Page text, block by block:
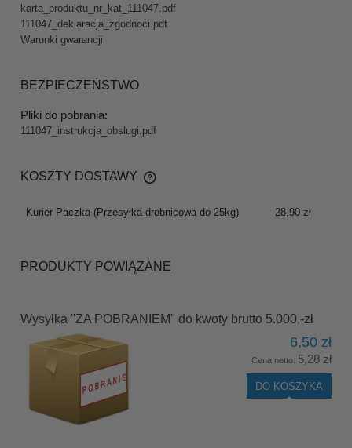
karta_produktu_nr_kat_111047.pdf
111047_deklaracja_zgodnoci.pdf
Warunki gwarancji
BEZPIECZEŃSTWO
Pliki do pobrania:
111047_instrukcja_obslugi.pdf
KOSZTY DOSTAWY
CENA NIE ZAWIERA EWENTUALNYCH KOSZTÓW
Kurier Paczka(Przesyłka drobnicowa do 25kg) 28,90 zł
PRODUKTY POWIĄZANE
Wysyłka "ZA POBRANIEM" do kwoty brutto 5.000,-zł
6,50 zł
Cena netto: 5,28 zł
DO KOSZYKA